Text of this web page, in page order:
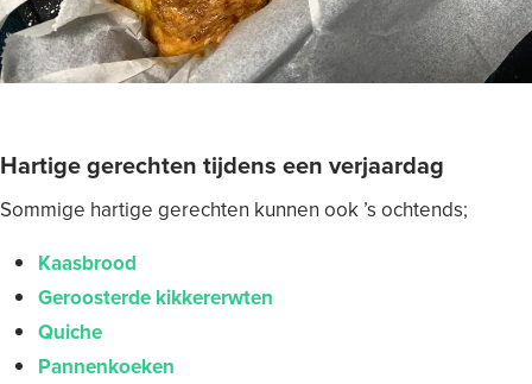
Hartige gerechten tijdens een verjaardag
Sommige hartige gerechten kunnen ook ’s ochtends;
Kaasbrood
Geroosterde kikkererwten
Quiche
Pannenkoeken